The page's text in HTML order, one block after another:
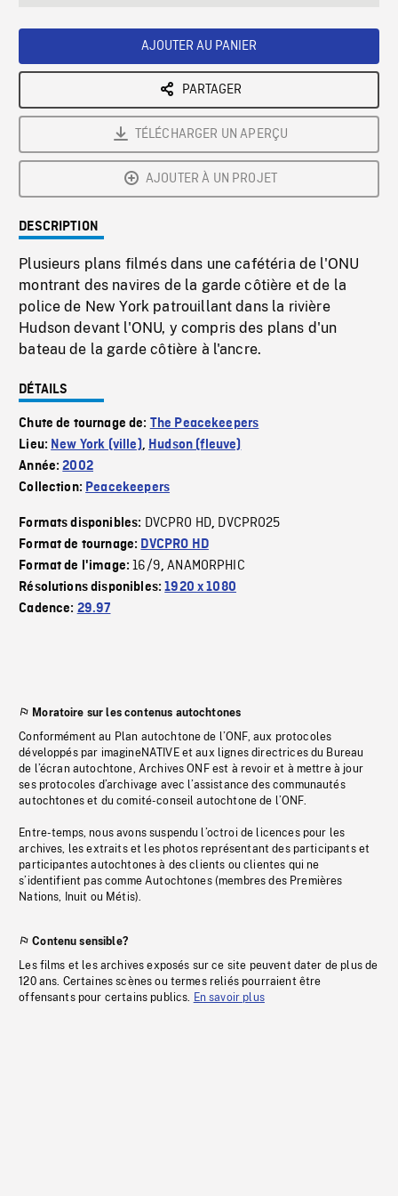
AJOUTER AU PANIER
PARTAGER
TÉLÉCHARGER UN APERÇU
AJOUTER À UN PROJET
DESCRIPTION
Plusieurs plans filmés dans une cafétéria de l'ONU
montrant des navires de la garde côtière et de la
police de New York patrouillant dans la rivière
Hudson devant l'ONU, y compris des plans d'un
bateau de la garde côtière à l'ancre.
DÉTAILS
Chute de tournage de: The Peacekeepers
Lieu: New York (ville), Hudson (fleuve)
Année:2002
Collection: Peacekeepers
Formats disponibles: DVCPRO HD, DVCPRO25
Format de tournage: DVCPRO HD
Format de l'image:16/9,ANAMORPHIC
Résolutions disponibles:1920 x 1080
Cadence: 29.97
Moratoire sur les contenus autochtones
Conformément au Plan autochtone de l’ONF, aux protocoles
développés par imagineNATIVE et aux lignes directrices du Bureau
de l’écran autochtone, Archives ONF est à revoir et à mettre à jour
ses protocoles d’archivage avec l’assistance des communautés
autochtones et du comité-conseil autochtone de l’ONF.
Entre-temps, nous avons suspendu l’octroi de licences pour les
archives, les extraits et les photos représentant des participants et
participantes autochtones à des clients ou clientes qui ne
s’identifient pas comme Autochtones (membres des Premières
Nations, Inuit ou Métis).
Contenu sensible?
Les films et les archives exposés sur ce site peuvent dater de plus de
120 ans. Certaines scènes ou termes reliés pourraient être
offensants pour certains publics. En savoir plus